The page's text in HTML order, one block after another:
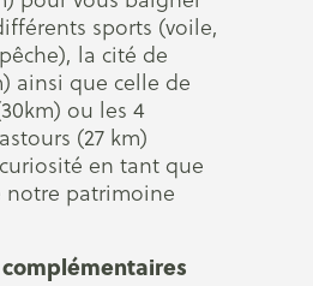
sports (voile,
la cité de
ainsi que celle de
ou les 4
(27 km)
en tant que
notre patrimoine